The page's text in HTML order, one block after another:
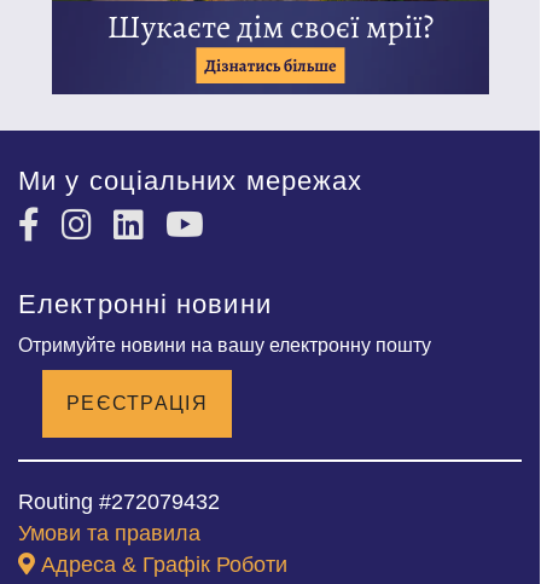
Ми у соціальних мережах
Електронні новини
Отримуйте новини на вашу електронну пошту
РЕЄСТРАЦІЯ
Routing #272079432
Умови та правила
Адреса & Графік Роботи